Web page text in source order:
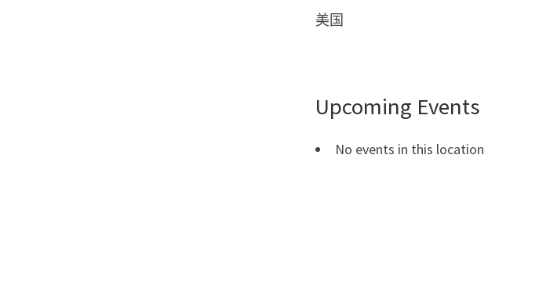
美国
Upcoming Events
No events in this location